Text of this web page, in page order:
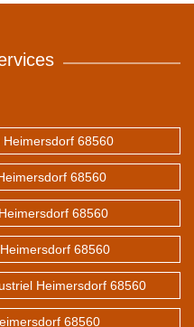
68560
68560
68560
68560
Heimersdorf 68560
68560